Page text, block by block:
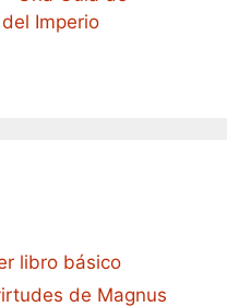
Imperio
libro básico
de Magnus